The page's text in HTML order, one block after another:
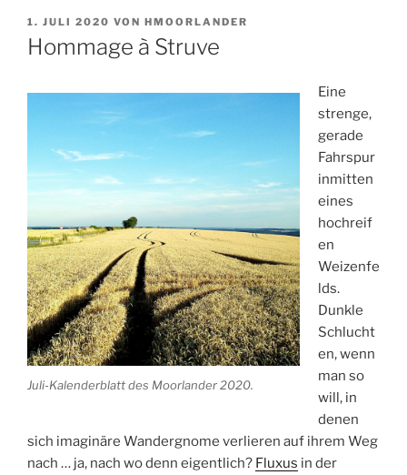
VERÖFFENTLICHT
AM
1. JULI 2020 VON HMOORLANDER
Hommage à Struve
Juli-Kalenderblatt des Moorlander 2020.
Eine
strenge,
gerade
Fahrspur
inmitten
eines
hochreif
en
Weizenfe
lds.
Dunkle
Schlucht
en, wenn
man so
will, in
denen
sich imaginäre Wandergnome verlieren auf ihrem Weg
nach … ja, nach wo denn eigentlich? Fluxus in der